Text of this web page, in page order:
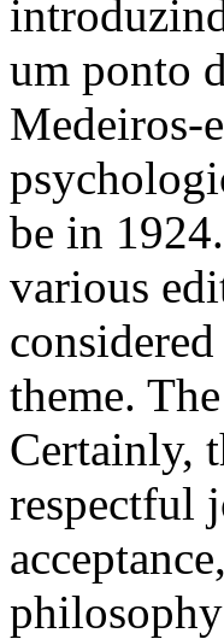
um ponto
Medeiros-
be in
various
theme.
Certainly,
respectful